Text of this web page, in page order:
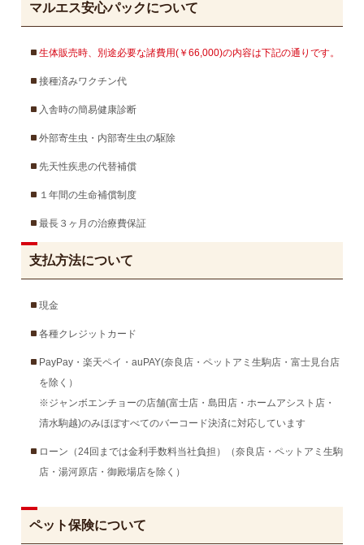
マルエス安心パックについて
生体販売時、別途必要な諸費用(￥66,000)の内容は下記の通りです。
接種済みワクチン代
入舎時の簡易健康診断
外部寄生虫・内部寄生虫の駆除
先天性疾患の代替補償
１年間の生命補償制度
最長３ヶ月の治療費保証
支払方法について
現金
各種クレジットカード
PayPay・楽天ペイ・auPAY(奈良店・ペットアミ生駒店・富士見台店
を除く）
※ジャンボエンチョーの店舗(富士店・島田店・ホームアシスト店・
清水駒越)のみほぼすべてのバーコード決済に対応しています
ローン（24回までは金利手数料当社負担）（奈良店・ペットアミ生駒
店・湯河原店・御殿場店を除く）
ペット保険について